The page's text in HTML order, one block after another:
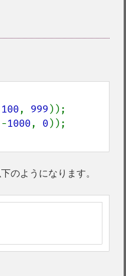
100, 999
1000, 0
のようになります。